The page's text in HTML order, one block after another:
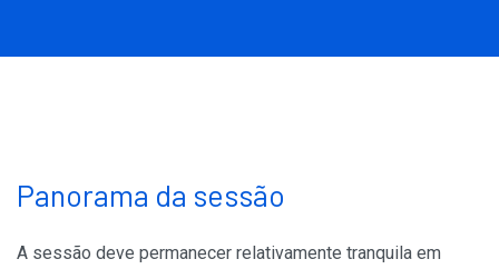
Panorama da sessão
A sessão deve permanecer relativamente tranquila em